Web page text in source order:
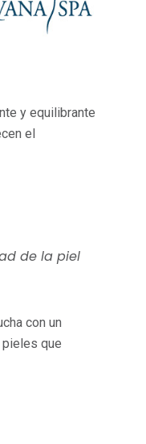
y equilibrante
el
de la piel
con un
que